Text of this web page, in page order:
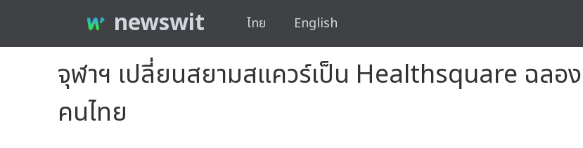
newswit ไทย English
จุฬาฯ เปลี่ยนสยามสแควร์เป็น Healthsquare ฉลอ
คนไทย